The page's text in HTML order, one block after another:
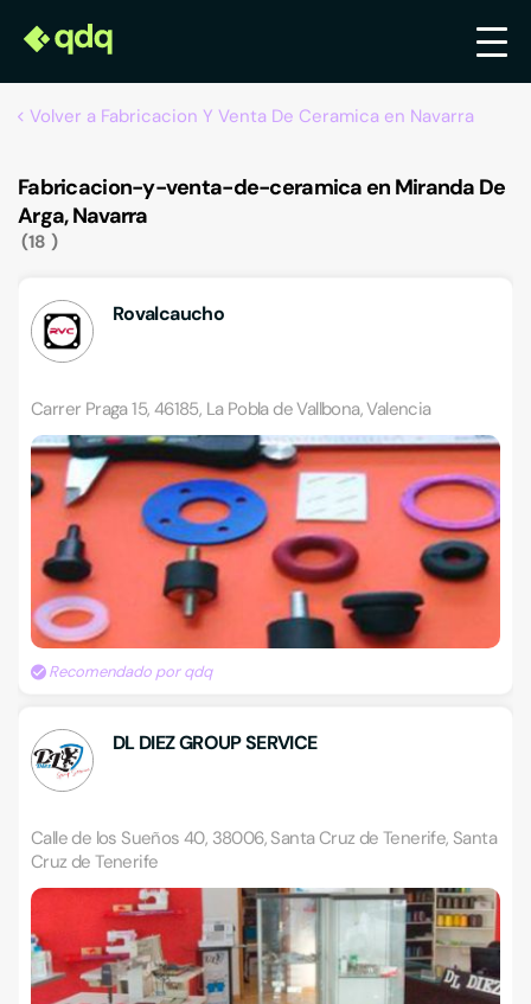
Volver a Fabricacion Y Venta De Ceramica en Navarra
Fabricacion-y-venta-de-ceramica en Miranda De
Arga, Navarra
18
Rovalcaucho
Carrer Praga 15, 46185, La Pobla de Vallbona, Valencia
Recomendado por qdq
DL DIEZ GROUP SERVICE
Calle de los Sueños 40, 38006, Santa Cruz de Tenerife, Santa
Cruz de Tenerife